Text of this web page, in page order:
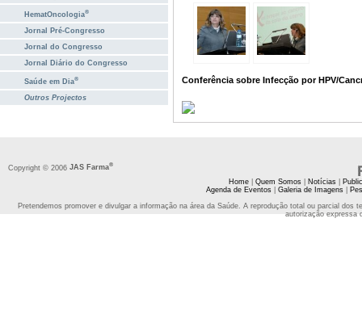
HematOncologia®
Jornal Pré-Congresso
Jornal do Congresso
Jornal Diário do Congresso
Saúde em Dia®
Outros Projectos
Conferência sobre Infecção por HPV/
Copyright © 2006 JAS Farma®
Home| Quem Somos| Notícias|
Agenda de Eventos| Galeria de Imagens|
Pretendemos promover e divulgar a informação na área da Saúde. A reprodução total ou parcial
autorização expressa